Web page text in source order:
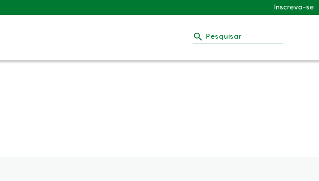
Inscreva-se
Pesquisar